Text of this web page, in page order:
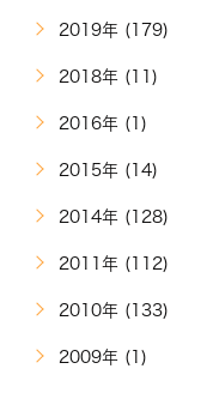
2019年 (179)
2018年 (11)
2016年 (1)
2015年 (14)
2014年 (128)
2011年 (112)
2010年 (133)
2009年 (1)